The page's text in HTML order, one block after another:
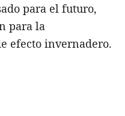
para el futuro,
para la
efecto invernadero.